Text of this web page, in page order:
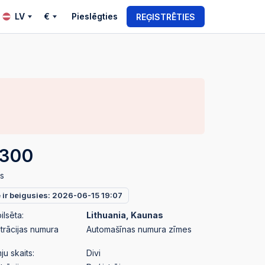
LV € Pieslēgties REĢISTRĒTIES
ir beigusies: 2026-06-15 19:07
Lithuania, Kaunas
numura
Automašīnas numura zīmes
skaits:
Divi